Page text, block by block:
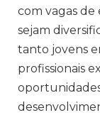
com vagas
sejam
tanto jovens
profissionais